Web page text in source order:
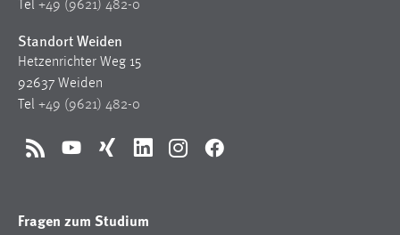
Tel +49 (9621) 482-0
Standort Weiden
Hetzenrichter Weg 15
92637 Weiden
Tel +49 (9621) 482-0
RSS YouTubeXing LinkedInInstagramFacebook
Fragen zum Studium